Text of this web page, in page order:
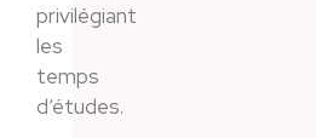
privilégiant
les
temps
d’études.